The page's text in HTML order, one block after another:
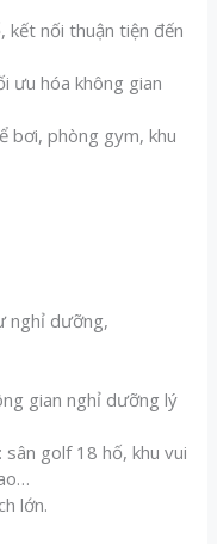
nối thuận tiện đến
ưu hóa không gian
bơi, phòng gym, khu
nghỉ dưỡng,
gian nghỉ dưỡng lý
golf 18 hố, khu vui
lớn.